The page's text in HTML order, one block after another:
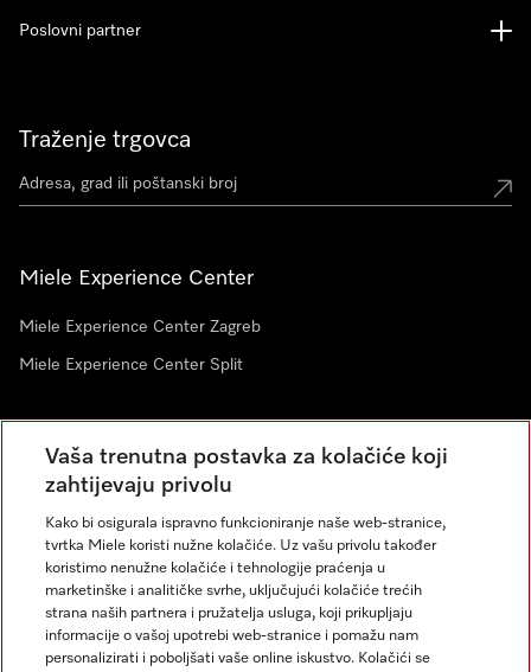
Traženje trgovca
Miele Experience Center
Miele Experience Center Zagreb
Miele Experience Center Split
Newsletter
Poslovni partner
Miele na Instagramu
Miele na Facebooku
Vaša trenutna postavka za kolačiće koji
zahtijevaju privolu
Kako bi osigurala ispravno funkcioniranje naše web-stranice,
tvrtka Miele koristi nužne kolačiće. Uz vašu privolu također
koristimo nenužne kolačiće i tehnologije praćenja u
marketinške i analitičke svrhe, uključujući kolačiće trećih
strana naših partnera i pružatelja usluga, koji prikupljaju
informacije o vašoj upotrebi web-stranice i pomažu nam
personalizirati i poboljšati vaše online iskustvo. Kolačići se